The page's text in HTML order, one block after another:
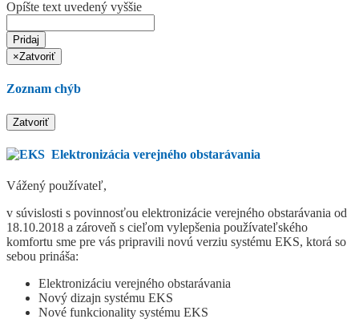
Opíšte text uvedený vyššie
Pridaj
×Zatvoriť
Zoznam chýb
Zatvoriť
Elektronizácia verejného obstarávania
Vážený používateľ,
v súvislosti s povinnosťou elektronizácie verejného obstarávania od
18.10.2018 a zároveň s cieľom vylepšenia používateľského
komfortu sme pre vás pripravili novú verziu systému EKS, ktorá so
sebou prináša:
Elektronizáciu verejného obstarávania
Nový dizajn systému EKS
Nové funkcionality systému EKS